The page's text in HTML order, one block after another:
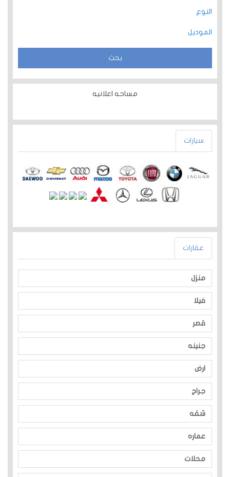
النوع
الموديل
مساحه اعلانيه
سيارات
عقارات
منزل
فيلا
قصر
جنينه
ارض
جراج
شقه
عماره
محلات